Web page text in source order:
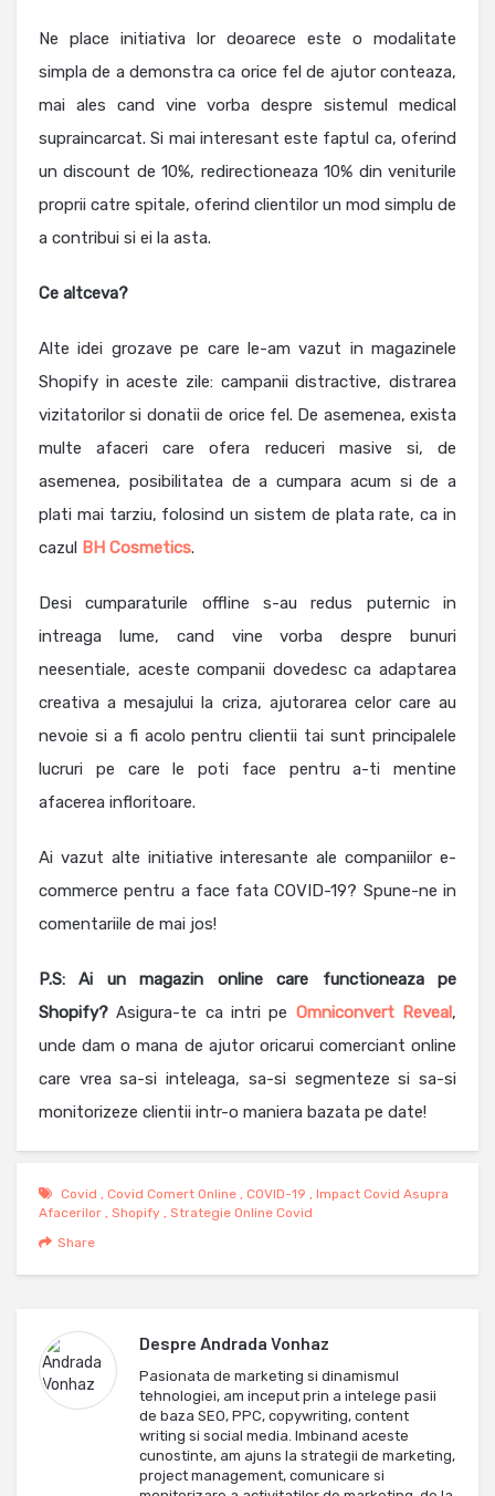
Ne place initiativa lor deoarece este o modalitate
simpla de a demonstra ca orice fel de ajutor conteaza,
mai ales cand vine vorba despre sistemul medical
supraincarcat. Si mai interesant este faptul ca, oferind
un discount de 10%, redirectioneaza 10% din veniturile
proprii catre spitale, oferind clientilor un mod simplu de
a contribui si ei la asta.
Ce altceva?
Alte idei grozave pe care le-am vazut in magazinele
Shopify in aceste zile: campanii distractive, distrarea
vizitatorilor si donatii de orice fel. De asemenea, exista
multe afaceri care ofera reduceri masive si, de
asemenea, posibilitatea de a cumpara acum si de a
plati mai tarziu, folosind un sistem de plata rate, ca in
cazul BH Cosmetics.
Desi cumparaturile offline s-au redus puternic in
intreaga lume, cand vine vorba despre bunuri
neesentiale, aceste companii dovedesc ca adaptarea
creativa a mesajului la criza, ajutorarea celor care au
nevoie si a fi acolo pentru clientii tai sunt principalele
lucruri pe care le poti face pentru a-ti mentine
afacerea infloritoare.
Ai vazut alte initiative interesante ale companiilor e-
commerce pentru a face fata COVID-19? Spune-ne in
comentariile de mai jos!
P.S: Ai un magazin online care functioneaza pe
Shopify?Asigura-te ca intri pe Omniconvert Reveal,
unde dam o mana de ajutor oricarui comerciant online
care vrea sa-si inteleaga, sa-si segmenteze si sa-si
monitorizeze clientii intr-o maniera bazata pe date!
Covid , Covid Comert Online , COVID-19 , Impact Covid Asupra
Afacerilor , Shopify , Strategie Online Covid
Share
Despre Andrada Vonhaz
Pasionata de marketing si dinamismul
tehnologiei, am inceput prin a intelege pasii
de baza SEO, PPC, copywriting, content
writing si social media. Imbinand aceste
cunostinte, am ajuns la strategii de marketing,
project management, comunicare si